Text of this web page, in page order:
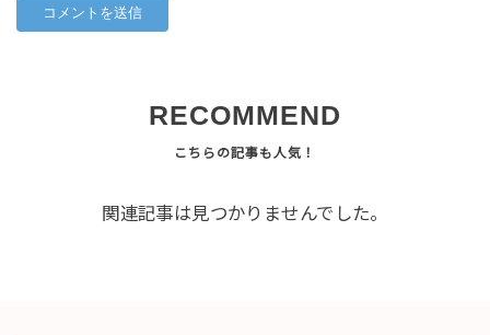
RECOMMEND
関連記事は見つかりませんでした。